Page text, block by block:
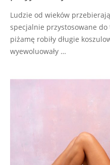
Ludzie od wieków
specjalnie przystosowane
piżamę robiły długie
wyewoluowały …